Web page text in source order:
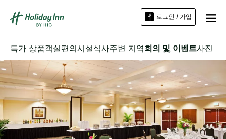
로그인 / 가입
특가 상품객실편의시설식사주변 지역회의 및 이벤트사진